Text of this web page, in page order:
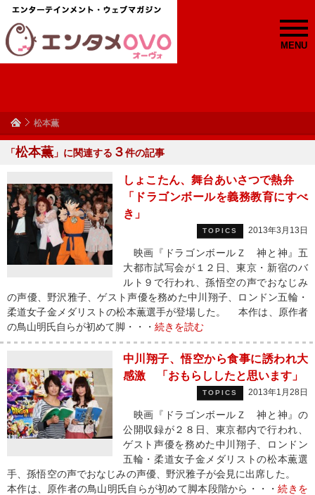
MENU
松本薫
「松本薫 」に関連する ３件の記事
しょこたん、舞台あいさつで熱弁
「ドラゴンボールを義務教育にすべ
き」
TOPICS 2013年3月13日
映画『ドラゴンボールＺ 神と神』五
大都市試写会が１２日、東京・新宿のバ
ルト９で行われ、孫悟空の声でおなじみ
の声優、野沢雅子、ゲスト声優を務めた中川翔子、ロンドン五輪・
柔道女子金メダリストの松本薫選手が登場した。 本作は、原作者
の鳥山明氏自らが初めて脚・・・ 続きを読む
中川翔子、悟空から食事に誘われ大
感激 「おもらししたと思います」
TOPICS 2013年1月28日
映画『ドラゴンボールＺ 神と神』の
公開収録が２８日、東京都内で行われ、
ゲスト声優を務めた中川翔子、ロンドン
五輪・柔道女子金メダリストの松本薫選
手、孫悟空の声でおなじみの声優、野沢雅子が会見に出席した。
本作は、原作者の鳥山明氏自らが初めて脚本段階から・・・続きを